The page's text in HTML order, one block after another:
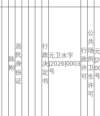
陈
刚
居
民
身
份
证
行
政
决
定
书
元卫水字
[2026]0003
号
行
政
许
可
公
共
场
所
卫
生
许
可
号